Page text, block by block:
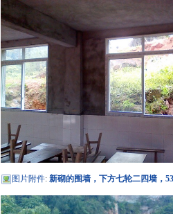
图片附件:新砌的围墙，下方七轮二四墙，